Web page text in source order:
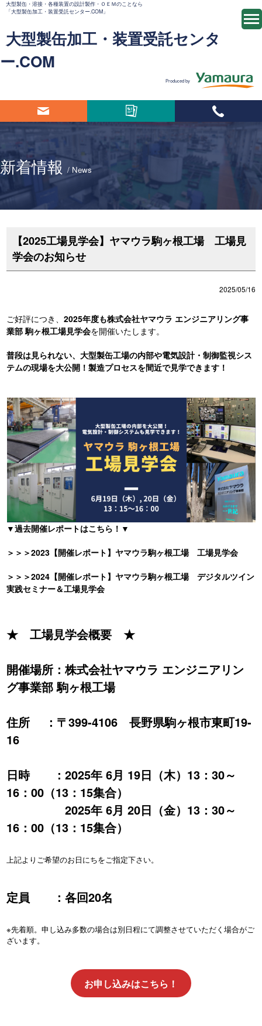
⼤型製⽸・溶接・各種装置の設計製作・ＯＥＭのことなら
「大型製缶加工・装置受託センター.COM」
大型製缶加工・装置受託センタ
ー.COM
Produced by
新着情報/ News
【2025工場見学会】ヤマウラ駒ヶ根工場 工場見
学会のお知らせ
2025/05/16
ご好評につき、2025年度も株式会社ヤマウラ エンジニアリング事
業部 駒ヶ根工場見学会を開催いたします。
普段は見られない、大型製缶工場の内部や電気設計・制御監視シス
テムの現場を大公開！製造プロセスを間近で見学できます！
▼過去開催レポートはこちら！ ▼
＞＞＞2023【開催レポート】ヤマウラ駒ヶ根工場 工場見学会
＞＞＞2024【開催レポート】ヤマウラ駒ヶ根工場 デジタルツイン
実践セミナー＆工場見学会
★ 工場見学会概要 ★
開催場所：株式会社ヤマウラ エンジニアリン
グ事業部 駒ヶ根工場
住所 ：〒399-4106 長野県駒ヶ根市東町19-
16
日時 ：2025年 6月 19日（木）13：30～
16：00（13：15集合）
2025年 6月 20日（金）13：30～
16：00（13：15集合）
上記よりご希望のお日にちをご指定下さい。
定員 ：各回20名
※先着順。申し込み多数の場合は別日程にて調整させていただく場合がご
ざいます。
お申し込みはこちら！